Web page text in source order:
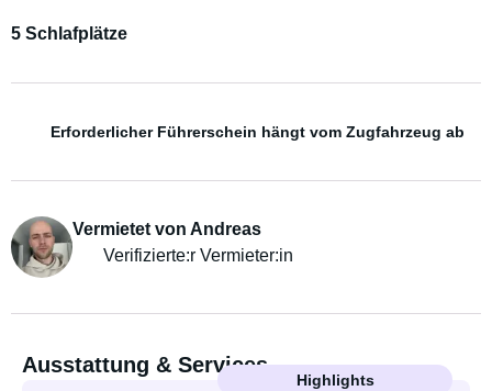
5 Schlafplätze
Erforderlicher Führerschein hängt vom Zugfahrzeug ab
Vermietet von Andreas
Verifizierte:r Vermieter:in
Ausstattung & Services
Highlights